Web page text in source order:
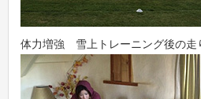
体力増強 雪上トレーニング後の走